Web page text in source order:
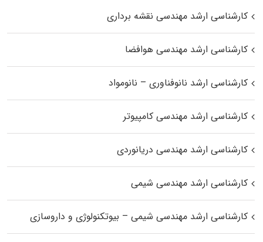
کارشناسی ارشد مهندسی نقشه برداری
کارشناسی ارشد مهندسی هوافضا
کارشناسی ارشد نانوفناوری – نانومواد
کارشناسی ارشد مهندسی کامپیوتر
کارشناسی ارشد مهندسی دریانوردی
کارشناسی ارشد مهندسی شیمی
کارشناسی ارشد مهندسی شیمی – بیوتکنولوژی و داروسازی